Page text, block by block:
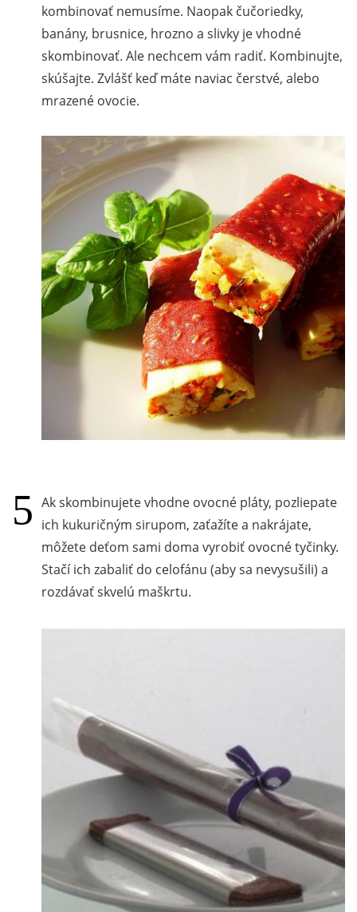
kombinovať nemusíme. Naopak čučoriedky,
banány, brusnice, hrozno a slivky je vhodné
skombinovať. Ale nechcem vám radiť. Kombinujte,
skúšajte. Zvlášť keď máte naviac čerstvé, alebo
mrazené ovocie.
Ak skombinujete vhodne ovocné pláty, pozliepate
ich kukuričným sirupom, zaťažíte a nakrájate,
môžete deťom sami doma vyrobiť ovocné tyčinky.
Stačí ich zabaliť do celofánu (aby sa nevysušili) a
rozdávať skvelú maškrtu.